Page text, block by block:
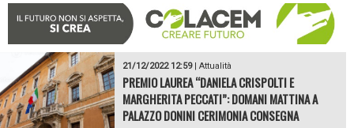
21/12/2022 12:59| Attualità
PREMIO LAUREA “DANIELA CRISPOLTI E
MARGHERITA PECCATI”: DOMANI MATTINA A
PALAZZO DONINI CERIMONIA CONSEGNA